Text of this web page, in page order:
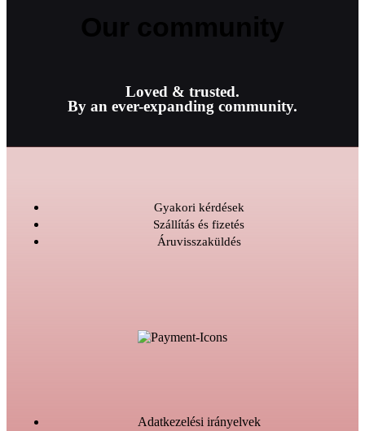
Loved & trusted.
By an ever-expanding community.
Gyakori kérdések
Szállítás és fizetés
Áruvisszaküldés
Adatkezelési irányelvek